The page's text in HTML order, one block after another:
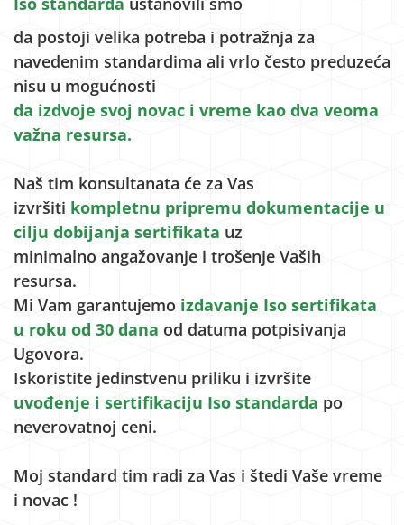
da postoji velika potreba i potražnja za
navedenim standardima ali vrlo često preduzeća
nisu u mogućnosti
da izdvoje svoj novac i vreme kao dva veoma
važna resursa.
Naš tim konsultanata će za Vas
izvršiti kompletnu pripremu dokumentacije u
cilju dobijanja sertifikata uz
minimalno angažovanje i trošenje Vaših
resursa.
Mi Vam garantujemo izdavanje Iso sertifikata
u roku od 30 dana od datuma potpisivanja
Ugovora.
Iskoristite jedinstvenu priliku i izvršite
uvođenje i sertifikaciju Iso standarda po
neverovatnoj ceni.
Moj standard tim radi za Vas i štedi Vaše vreme
i novac !